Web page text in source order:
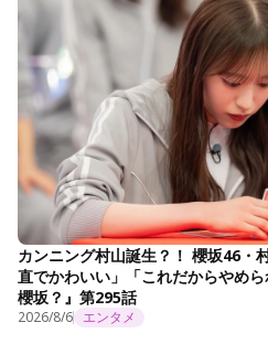
カンニング村山誕生？！ 櫻坂46・
直でかわいい」「これだからやめら
櫻坂？』第295話
2026/8/6 エンタメ